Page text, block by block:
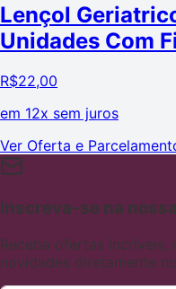
Lençol
Unidades Com
R$22,00
em 12x sem juros
Ver Oferta e
Inscreva-se na
Receba ofertas incríveis,
novidades diretamente